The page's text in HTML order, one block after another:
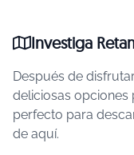
Investiga
Después de
deliciosas opciones
perfecto para
de aquí.